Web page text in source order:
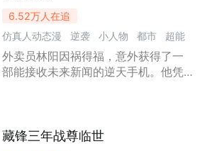
灵，循着动物提供的线索，寻回白奇
楠、帝王绿原石、传国玉玺等流失国
宝。他拒绝天价私藏珍宝，出资建造
免费公益博物馆，人与生灵彼此知恩
6.52万人在追
仿真人动态漫
逆袭 小人物 都市
超能
神豪
漫剧
外卖员林阳因祸得福，意外获得了一
部能接收未来新闻的逆天手机。他凭
息在外汇市场大赚、在土地拍卖和医
藏锋三年战尊临世